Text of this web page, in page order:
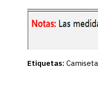
Etiquetas: